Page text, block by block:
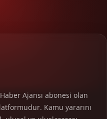
Ajansı abonesi olan
Kamu yararını